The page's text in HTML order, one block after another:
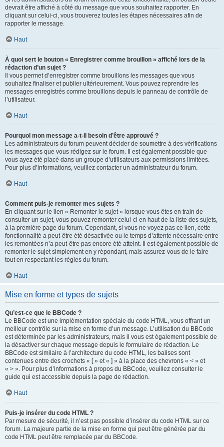
devrait être affiché à côté du message que vous souhaitez rapporter. En
cliquant sur celui-ci, vous trouverez toutes les étapes nécessaires afin de
rapporter le message.
Haut
À quoi sert le bouton « Enregistrer comme brouillon » affiché lors de la
rédaction d’un sujet ?
Il vous permet d’enregistrer comme brouillons les messages que vous
souhaitez finaliser et publier ultérieurement. Vous pouvez reprendre les
messages enregistrés comme brouillons depuis le panneau de contrôle de
l’utilisateur.
Haut
Pourquoi mon message a-t-il besoin d’être approuvé ?
Les administrateurs du forum peuvent décider de soumettre à des vérifications
les messages que vous rédigez sur le forum. Il est également possible que
vous ayez été placé dans un groupe d’utilisateurs aux permissions limitées.
Pour plus d’informations, veuillez contacter un administrateur du forum.
Haut
Comment puis-je remonter mes sujets ?
En cliquant sur le lien « Remonter le sujet » lorsque vous êtes en train de
consulter un sujet, vous pouvez remonter celui-ci en haut de la liste des sujets,
à la première page du forum. Cependant, si vous ne voyez pas ce lien, cette
fonctionnalité a peut-être été désactivée ou le temps d’attente nécessaire entre
les remontées n’a peut-être pas encore été atteint. Il est également possible de
remonter le sujet simplement en y répondant, mais assurez-vous de le faire
tout en respectant les règles du forum.
Haut
Mise en forme et types de sujets
Qu’est-ce que le BBCode ?
Le BBCode est une implémentation spéciale du code HTML, vous offrant un
meilleur contrôle sur la mise en forme d’un message. L’utilisation du BBCode
est déterminée par les administrateurs, mais il vous est également possible de
la désactiver sur chaque message depuis le formulaire de rédaction. Le
BBCode est similaire à l’architecture du code HTML, les balises sont
contenues entre des crochets « [ » et « ] » à la place des chevrons « < » et
« > ». Pour plus d’informations à propos du BBCode, veuillez consulter le
guide qui est accessible depuis la page de rédaction.
Haut
Puis-je insérer du code HTML ?
Par mesure de sécurité, il n’est pas possible d’insérer du code HTML sur ce
forum. La majeure partie de la mise en forme qui peut être générée par du
code HTML peut être remplacée par du BBCode.